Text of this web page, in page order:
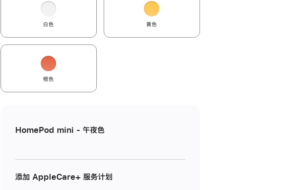
白色 黄色
橙色
HomePod mini - 午夜色
添加 AppleCare+ 服务计划